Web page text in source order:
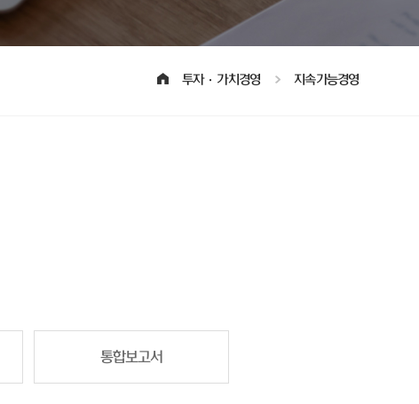
투자·가치경영 지속가능경영
통합보고서